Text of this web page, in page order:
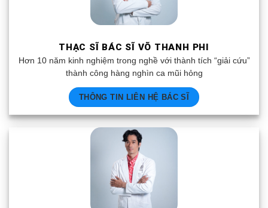
THẠC SĨ BÁC SĨ VÕ THANH PHI
Hơn 10 năm kinh nghiệm trong nghề với thành tích “giải cứu”
thành công hàng nghìn ca mũi hỏng
THÔNG TIN LIÊN HỆ BÁC SĨ